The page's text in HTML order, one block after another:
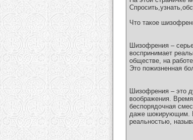
Что такое
Шизофрения –
воспринимает
обществе, на
Это пожизненная
Шизофрения – это
воображения.
беспорядочная
даже шокирующим.
реальностью,